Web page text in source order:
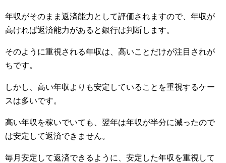
年収がそのまま返済能力として評価されますので、年収が
高ければ返済能力があると銀行は判断します。
そのように重視される年収は、高いことだけが注目されが
ちです。
しかし、高い年収よりも安定していることを重視するケー
スは多いです。
高い年収を稼いでいても、翌年は年収が半分に減ったので
は安定して返済できません。
毎月安定して返済できるように、安定した年収を重視して